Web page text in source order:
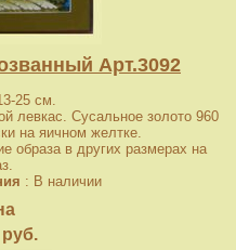
Арт.3092
25 см.
левкас. Сусальное золото 960
на яичном желтке.
образа в других размерах на
: В наличии
руб.